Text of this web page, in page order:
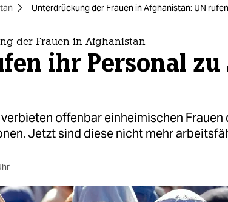
Unterdrückung der Frauen in Afghanistan: UN
der Frauen in Afghanistan
ihr Personal
offenbar einheimischen Frauen
Jetzt sind diese nicht mehr